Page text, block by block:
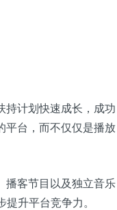
持计划快速成长，成功
平台，而不仅仅是播放
播客节目以及独立音乐
升平台竞争力。